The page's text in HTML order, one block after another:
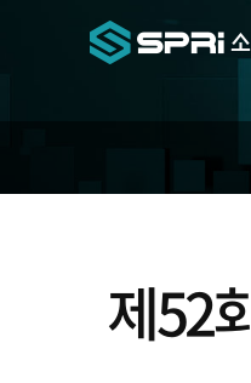
제52